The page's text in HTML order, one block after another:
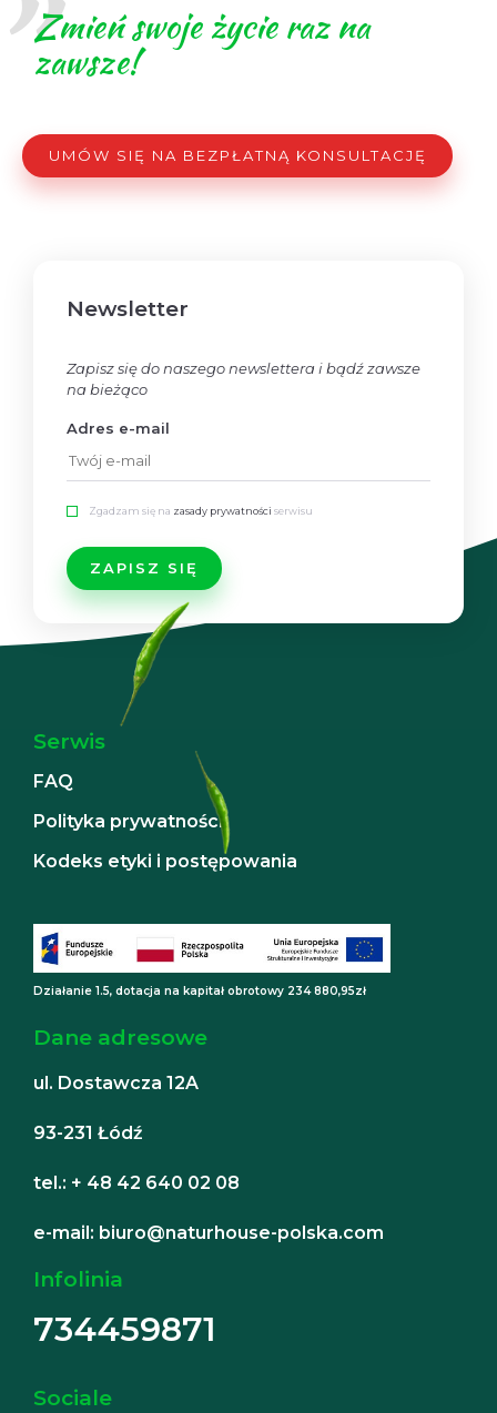
Zmień swoje życie raz na
zawsze!
UMÓW SIĘ NA BEZPŁATNĄ KONSULTACJĘ
Newsletter
Zapisz się do naszego newslettera i bądź zawsze
na bieżąco
Adres e-mail
Zgadzam się na zasady prywatności serwisu
Serwis
FAQ
Polityka prywatności
Kodeks etyki i postępowania
Działanie 1.5, dotacja na kapitał obrotowy 234 880,95zł
Dane adresowe
ul. Dostawcza 12A
93-231 Łódź
tel.: + 48 42 640 02 08
e-mail: biuro@naturhouse-polska.com
Infolinia
734459871
Sociale